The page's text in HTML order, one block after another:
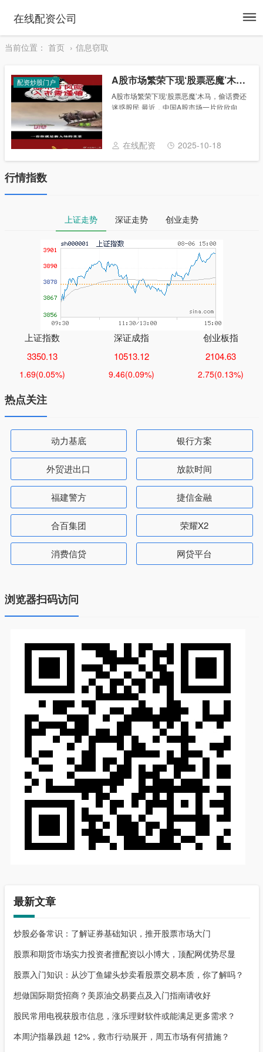
在线配资公司
当前位置： 首页 信息窃取
配资炒股门户 A股市场繁荣下现‘股票恶魔’木马，偷话费还迷惑股民
A股市场繁荣下现‘股票恶魔’木马，偷话费还
迷惑股民 最近，中国A股市场一片欣欣向
款名为“股票恶魔”的手机木马近期集中爆
发，......
在线配资 2025-10-18
行情指数
上证走势 深证走势 创业走势
上证指数
3350.13
1.69(0.05%)
深证成指
10513.12
9.46(0.09%)
创业板指
2104.63
2.75(0.13%)
热点关注
动力基底 银行方案
外贸进出口 放款时间
福建警方 捷信金融
合百集团 荣耀X2
消费信贷 网贷平台
浏览器扫码访问
最新文章
炒股必备常识：了解证券基础知识，推开股票市场大门
股票和期货市场实力投资者擅配资以小博大，顶配网优势尽显
股票入门知识：从沙丁鱼罐头炒卖看股票交易本质，你了解吗？
想做国际期货招商？美原油交易要点及入门指南请收好
股民常用电视获股市信息，涨乐理财软件或能满足更多需求？
本周沪指暴跌超 12%，救市行动展开，周五市场有何措施？